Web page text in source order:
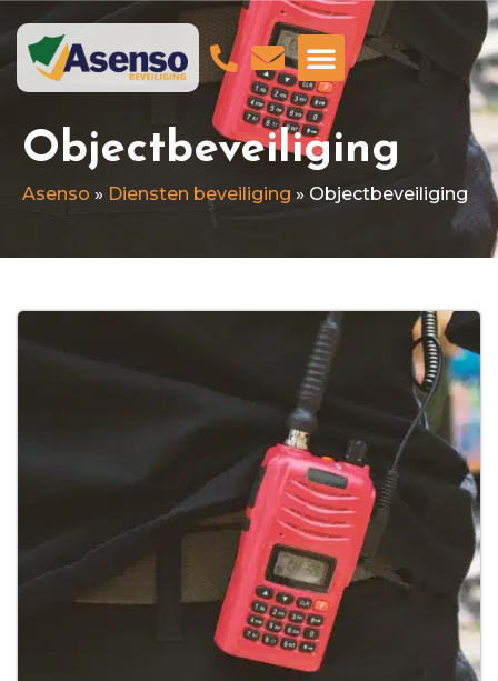
Objectbeveiliging
Asenso » Diensten beveiliging » Objectbeveiliging